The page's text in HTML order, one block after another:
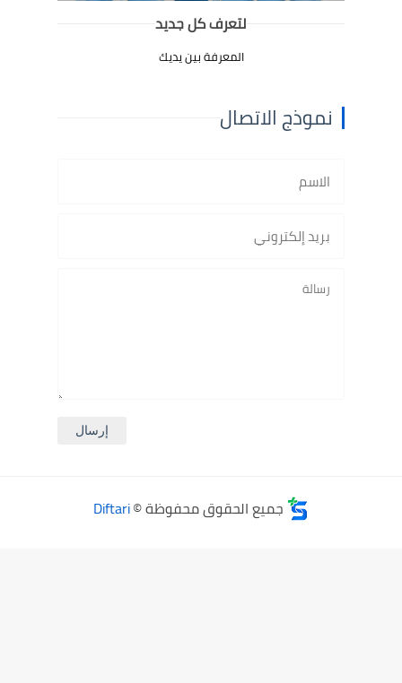
لتعرف كل جديد
المعرفة بين يديك
نموذج الاتصال
جميع الحقوق محفوظة ©Diftari